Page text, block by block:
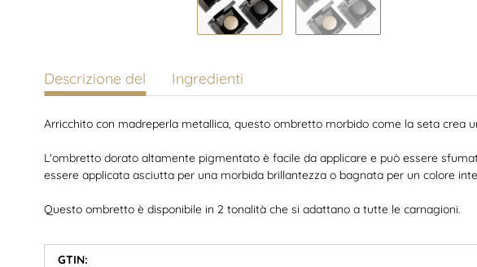
Descrizione del Ingredienti
Arricchito con madreperla metallica, questo ombretto morbido come la seta crea
L'ombretto dorato altamente pigmentato è facile da applicare e può essere
essere applicata asciutta per una morbida brillantezza o bagnata per un colore
Questo ombretto è disponibile in 2 tonalità che si adattano a tutte le carnagioni.
GTIN: